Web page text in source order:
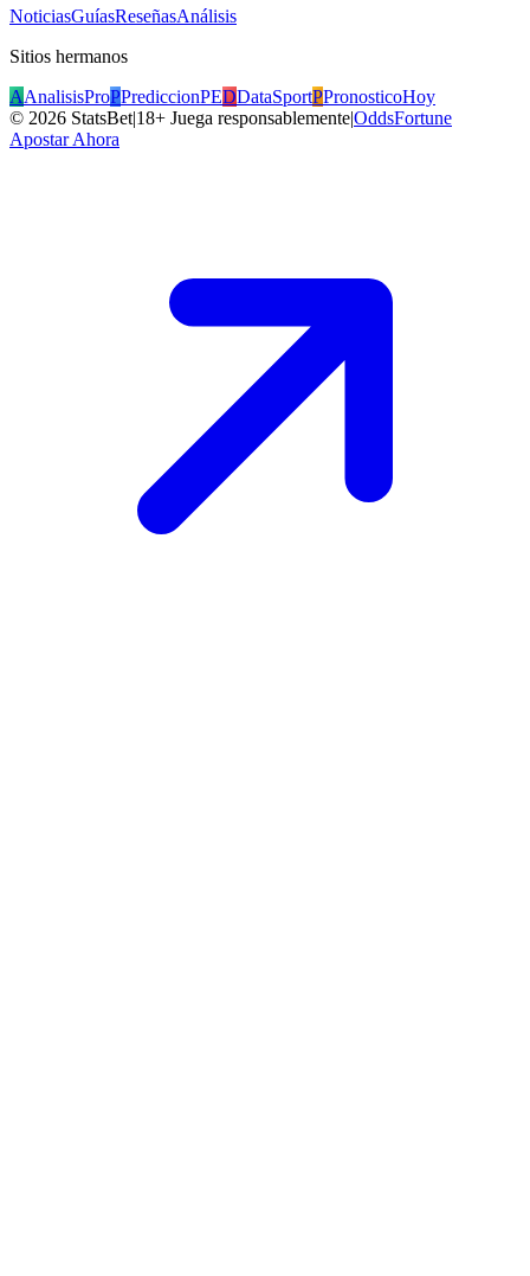
NoticiasGuíasReseñasAnálisis
Sitios hermanos
AAnalisisProPPrediccionPEDDataSportPPronosticoHoy
© 2026 StatsBet|18+ Juega responsablemente|OddsFortune
Apostar Ahora